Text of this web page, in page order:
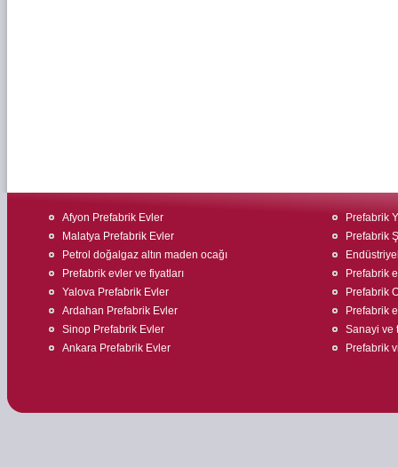
Afyon Prefabrik Evler
Malatya Prefabrik Evler
Petrol doğalgaz altın maden ocağı
Prefabrik evler ve fiyatları
Yalova Prefabrik Evler
Ardahan Prefabrik Evler
Sinop Prefabrik Evler
Ankara Prefabrik Evler
Prefabrik
Prefabrik
Prefabrik
Prefabrik
Prefabrik
Sanayi ve
Prefabrik